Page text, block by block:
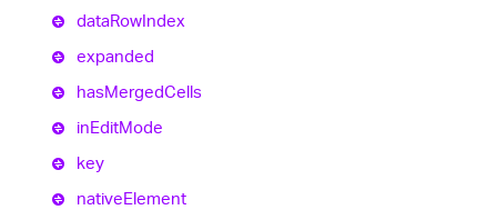
dataRowIndex
expanded
hasMergedCells
inEditMode
key
nativeElement